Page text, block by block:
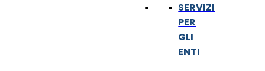
SERVIZI
PER
GLI
ENTI